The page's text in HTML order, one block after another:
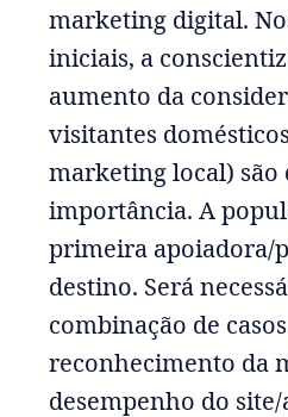
marketing digital.
iniciais, a
aumento da
visitantes
marketing local) são
importância. A
primeira apoiadora/
destino. Será
combinação de
reconhecimento da
desempenho do